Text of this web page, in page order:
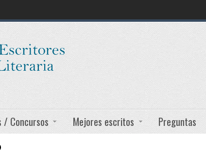
/ Concursos Mejores escritos Preguntas